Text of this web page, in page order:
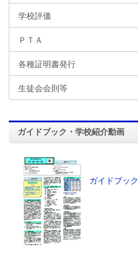
学校評価
ＰＴＡ
各種証明書発行
生徒会会則等
ガイドブック・学校紹介動画
ガイドブック